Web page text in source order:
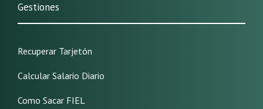
Gestiones
Recuperar Tarjetón
Calcular Salario Diario
Como Sacar FIEL